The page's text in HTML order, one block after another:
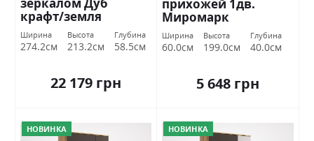
крафт/земля
Миромарк
Ширина
274.2см
Высота
213.2см
Глубина
58.5см
22 179 грн
прихожей 1дв.
Миромарк
Ширина
60.0см
Высота
199.0см
Глубина
40.0см
5 648 грн
НОВИНКА НОВИНКА